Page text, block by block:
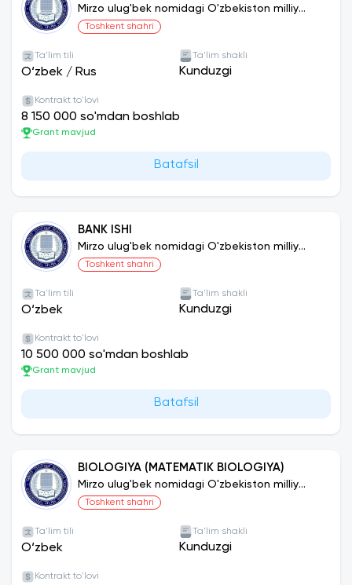
ALOQALAR
Mirzo ulug'bek nomidagi O'zbekiston milliy
universiteti
Toshkent shahri
Ta'lim tili
O‘zbek / Rus
Ta'lim shakli
Kunduzgi
Kontrakt to'lovi
8 150 000 so'mdan boshlab
Grant mavjud
Batafsil
BANK ISHI
Mirzo ulug'bek nomidagi O'zbekiston milliy
universiteti
Toshkent shahri
Ta'lim tili
O‘zbek
Ta'lim shakli
Kunduzgi
Kontrakt to'lovi
10 500 000 so'mdan boshlab
Grant mavjud
Batafsil
BIOLOGIYA (MATEMATIK BIOLOGIYA)
Mirzo ulug'bek nomidagi O'zbekiston milliy
universiteti
Toshkent shahri
Ta'lim tili
O‘zbek
Ta'lim shakli
Kunduzgi
Kontrakt to'lovi